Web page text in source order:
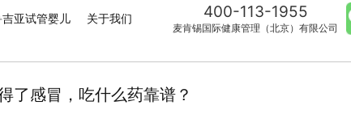
亚试管婴儿 关于我们 400-113-1955
麦肯锡国际健康管理（北京）有限公司
了感冒，吃什么药靠谱？